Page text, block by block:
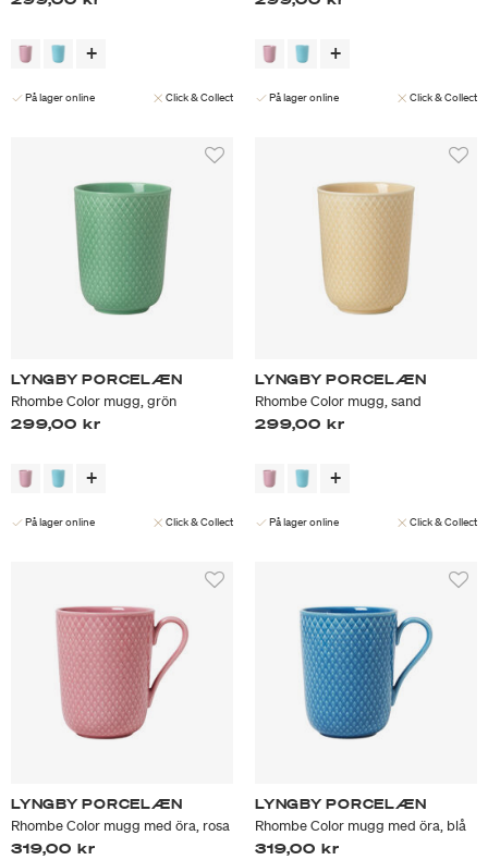
På lager online Click & Collect På lager online Click & Collect
LYNGBY PORCELÆN
Rhombe Color mugg, grön
299,00 kr
På lager online Click & Collect
LYNGBY PORCELÆN
Rhombe Color mugg, sand
299,00 kr
På lager online Click & Collect
LYNGBY PORCELÆN
Rhombe Color mugg med öra, rosa
319,00 kr
LYNGBY PORCELÆN
Rhombe Color mugg med öra, blå
319,00 kr